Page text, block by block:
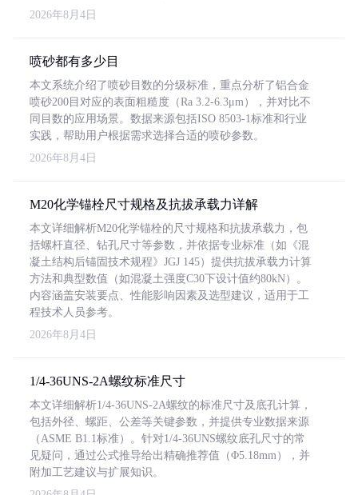
2026年8月4日
喷砂都有多少目
本文系统介绍了喷砂目数的分级标准，重点分析了铝合金
喷砂200目对应的表面粗糙度（Ra 3.2-6.3μm），并对比不
同目数的应用场景。数据来源包括ISO 8503-1标准和行业
实践，帮助用户根据需求选择合适的喷砂参数。
2026年8月4日
M20化学锚栓尺寸规格及抗拔承载力详解
本文详细解析M20化学锚栓的尺寸规格和抗拔承载力，包
括螺杆直径、钻孔尺寸等参数，并依据专业标准（如《混
凝土结构后锚固技术规程》JGJ 145）提供抗拔承载力计算
方法和典型数值（如混凝土强度C30下设计值约80kN）。
内容涵盖安装要点、性能影响因素及选型建议，适用于工
程技术人员参考。
2026年8月4日
1/4-36UNS-2A螺纹标准尺寸
本文详细解析1/4-36UNS-2A螺纹的标准尺寸及底孔计算，
包括外径、螺距、公差等关键参数，并提供专业数据来源
（ASME B1.1标准）。针对1/4-36UNS螺纹底孔尺寸的常
见疑问，通过公式推导给出精确推荐值（Φ5.18mm），并
附加工艺建议与扩展知识。